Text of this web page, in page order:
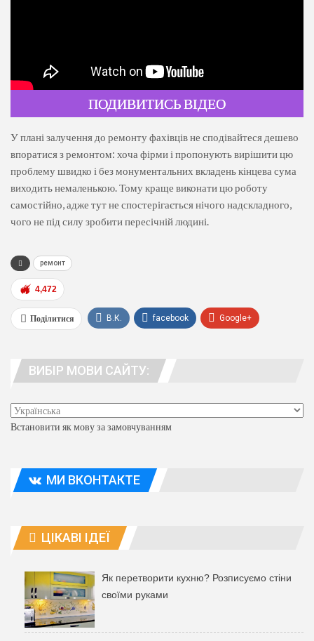
ПОДИВИТИСЬ ВІДЕО
У плані залучення до ремонту фахівців не сподівайтеся дешево
впоратися з ремонтом: хоча фірми і пропонують вирішити цю
проблему швидко і без монументальних вкладень кінцева сума
виходить немаленькою. Тому краще виконати цю роботу
самостійно, адже тут не спостерігається нічого надскладного,
чого не під силу зробити пересічній людині.
ремонт
4,472
Поділитися В.К. facebook Google+
люди. адреса
ВИБІР МОВИ САЙТУ:
Встановити як мову за замовчуванням
МИ ВКОНТАКТЕ
ЦІКАВІ ІДЕЇ
Як перетворити кухню? Розписуємо стіни
своїми руками